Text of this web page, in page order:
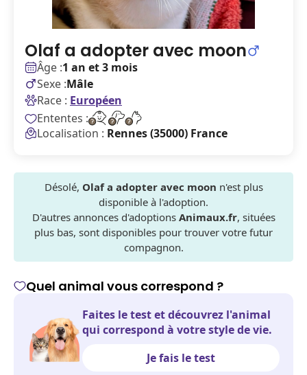
Olaf a adopter avec moon
Âge :1 an et 3 mois
Sexe :Mâle
Race : Européen
Ententes :
Localisation : Rennes (35000) France
Désolé, Olaf a adopter avec moon n'est plus
disponible à l'adoption.
D'autres annonces d'adoptions Animaux.fr, situées
plus bas, sont disponibles pour trouver votre futur
compagnon.
Quel animal vous correspond ?
Faites le test et découvrez l'animal
qui correspond à votre style de vie.
Je fais le test